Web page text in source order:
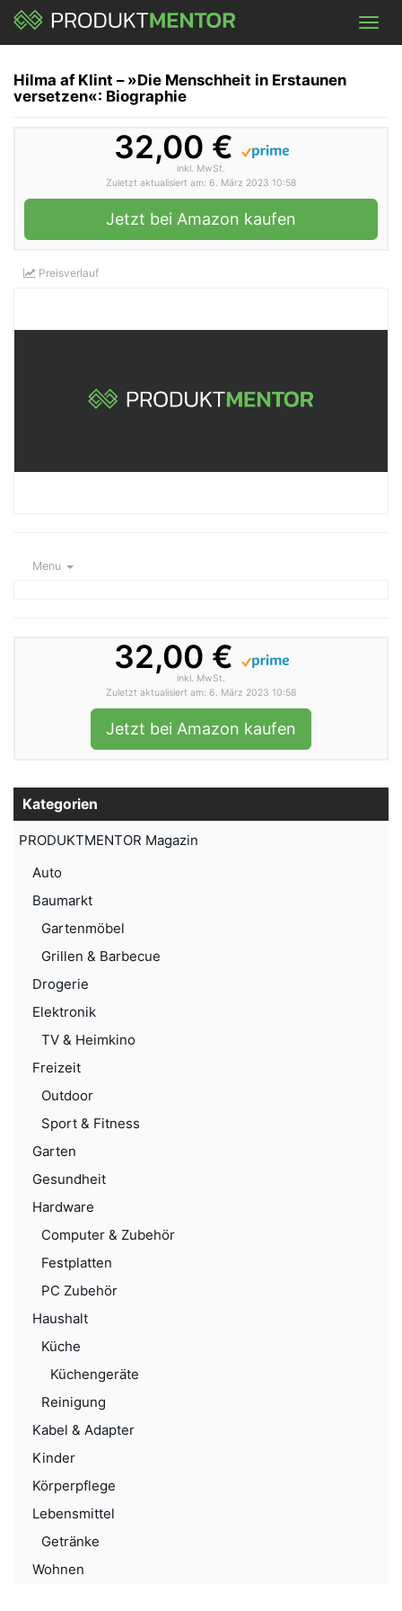
Skip
main
Hilma af Klint – »Die Menschheit in Erstaunen
versetzen«: Biographie
32,00 €
inkl. MwSt.
Zuletzt aktualisiert am: 6. März 2023 10:58
Jetzt bei Amazon kaufen
Preisverlauf
Menu
32,00 €
inkl. MwSt.
Zuletzt aktualisiert am: 6. März 2023 10:58
Jetzt bei Amazon kaufen
Kategorien
PRODUKTMENTOR Magazin
Auto
Baumarkt
Gartenmöbel
Grillen & Barbecue
Drogerie
Elektronik
TV & Heimkino
Freizeit
Outdoor
Sport & Fitness
Garten
Gesundheit
Hardware
Computer & Zubehör
Festplatten
PC Zubehör
Haushalt
Küche
Küchengeräte
Reinigung
Kabel & Adapter
Kinder
Körperpflege
Lebensmittel
Getränke
Wohnen